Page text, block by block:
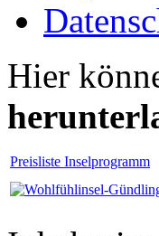
Hier
Preisliste Inselprogramm